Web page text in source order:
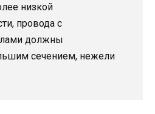
низкой
провода с
должны
сечением, нежели